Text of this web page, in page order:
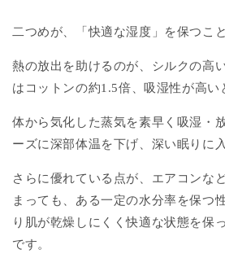
二つめが、「快適な湿度」を保つこと
熱の放出を助けるのが、シルクの高
はコットンの約1.5倍、吸湿性が高い
体から気化した蒸気を素早く吸湿・
ーズに深部体温を下げ、深い眠りに
さらに優れている点が、エアコンな
まっても、ある一定の水分率を保つ
り肌が乾燥しにくく快適な状態を保
です。